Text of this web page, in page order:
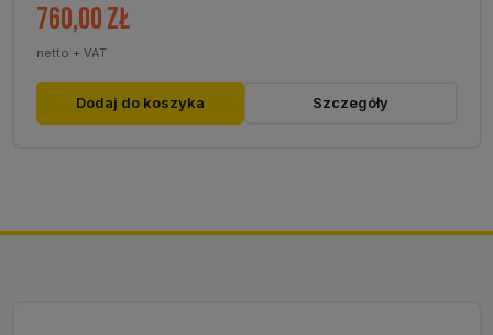
760,00zł
netto + VAT
Dodaj do koszyka Szczegóły